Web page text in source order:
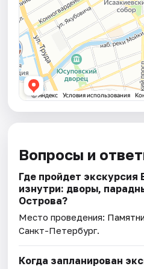
Вопросы и
Где пройдет экскурсия
изнутри: дворы,
Острова?
Место проведения:
Санкт-Петербург.
Когда запланирован